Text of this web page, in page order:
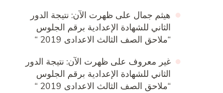
هيثم جمال على ظهرت الآن: نتيجة الدور
الثاني للشهادة الإعدادية برقم الجلوس
“ملاحق الصف الثالث الاعدادى 2019 “
غير معروف على ظهرت الآن: نتيجة الدور
الثاني للشهادة الإعدادية برقم الجلوس
“ملاحق الصف الثالث الاعدادى 2019 “